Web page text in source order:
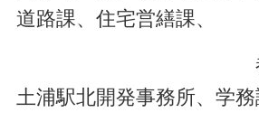
道路課、住宅営繕課、
都市計画
土浦駅北開発事務所、学